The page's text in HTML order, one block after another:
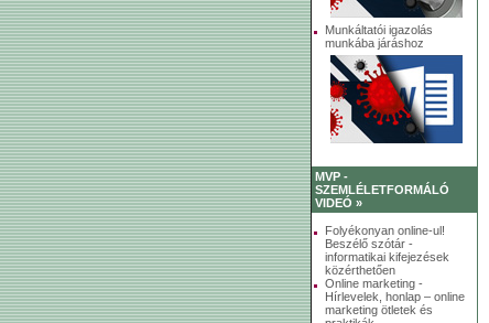
Munkáltatói igazolás
munkába járáshoz
MVP -
SZEMLÉLETFORMÁLÓ
VIDEÓ »
Folyékonyan online-ul!
Beszélő szótár -
informatikai kifejezések
közérthetően
Online marketing -
Hírlevelek, honlap – online
marketing ötletek és